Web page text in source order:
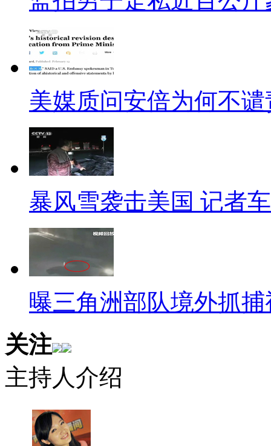
“今年是近十年来花价最贵的
花价主要是受了云南大雪的影
响，张老板说，八大禁令后单
一。呱呱特别不明白：到底是
瑰、巧克力了！乍暖还寒的这
乎乎的大腰子或者烤面筋就着
【10万美元的情人节晚宴】
好吧，我承认我的想法很屌
叫真正的”作”！英国奢侈品零
餐，由英国米其林星级饭店颠
侣们烹饪，八道菜品的价格需
高？来看一看这八道菜是什么
(1630.60美元)、食用金叶
水晶竹盐(3261.20美元)。看到
吗？”的想法的槽友们请自动默
【被困厕所的运动员又被困
美媒质问安倍为何不
暴风雪袭击美国 记者
曝三角洲部队境外抓捕
关注
主持人介绍